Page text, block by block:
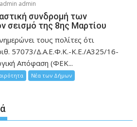
admin admin
συνδρομή των
σεισμό της 8ης Μαρτίου
τους πολίτες ότι
57073/Δ.Α.Ε.Φ.Κ.-Κ.Ε./Α325/16-
Απόφαση (ΦΕΚ...
Νέα των Δήμων